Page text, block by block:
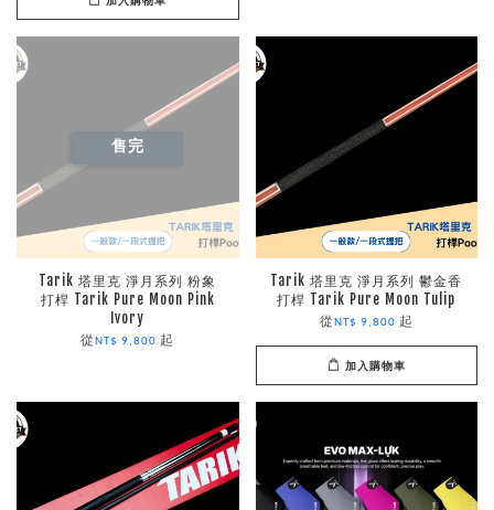
售完
Tarik 塔里克 淨月系列 粉象
打桿 Tarik Pure Moon Pink
Ivory
從NT$ 9,800 起
Tarik 塔里克 淨月系列 鬱金香
打桿 Tarik Pure Moon Tulip
從 NT$ 9,800 起
加入購物車